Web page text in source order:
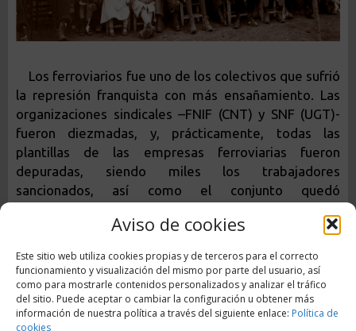
Aviso de cookies
Este sitio web utiliza cookies propias y de terceros para el correcto
funcionamiento y visualización del mismo por parte del usuario, así
como para mostrarle contenidos personalizados y analizar el tráfico
del sitio. Puede aceptar o cambiar la configuración u obtener más
información de nuestra política a través del siguiente enlace: Política de
cookies
Los ferroviarios fue uno de los colectivos que sufrió
la represión franquista con más ensañamiento. Las
organizaciones sindicales –FNIF (CNT) y SNF (UGT)-
fueron diezmadas, y, prácticamente, todas las
plantillas de las empresas ferroviarias fueron
depuradas, siendo miles los trabajadores
sancionados, así como el conjunto quedó
represión laboral,centenares de trabajadores fueron
que exilarse. Las mujeres ferroviarias fueron objeto
de una represión específica por su condición de
género. Y varios miles de presosfueron utilizados
como mano de obra esclava en la reconstrucción de